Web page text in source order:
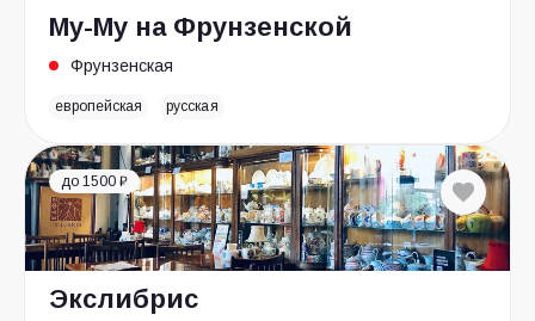
Му-Му на Фрунзенской
Фрунзенская
европейская русская
до 1500 ₽
Экслибрис